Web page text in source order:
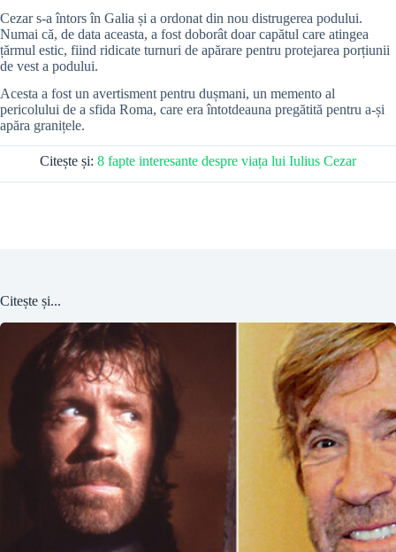
Cezar s-a întors în Galia și a ordonat din nou distrugerea podului.
Numai că, de data aceasta, a fost doborât doar capătul care atingea
țărmul estic, fiind ridicate turnuri de apărare pentru protejarea porțiunii
de vest a podului.
Acesta a fost un avertisment pentru dușmani, un memento al
pericolului de a sfida Roma, care era întotdeauna pregătită pentru a-și
apăra granițele.
Citește și: 8 fapte interesante despre viața lui Iulius Cezar
Citește și...